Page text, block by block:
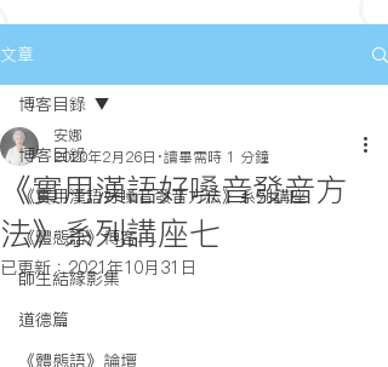
文章
博客目錄
《實用漢語好嗓音發音方法》系列講座
《體態語》博客
師生結緣影集
道德篇
《體態語》論壇
博客目錄
《實用漢語好嗓音發音方
法》系列講座七
安娜
2020年2月26日 讀畢需時 1 分鐘
已更新：2021年10月31日